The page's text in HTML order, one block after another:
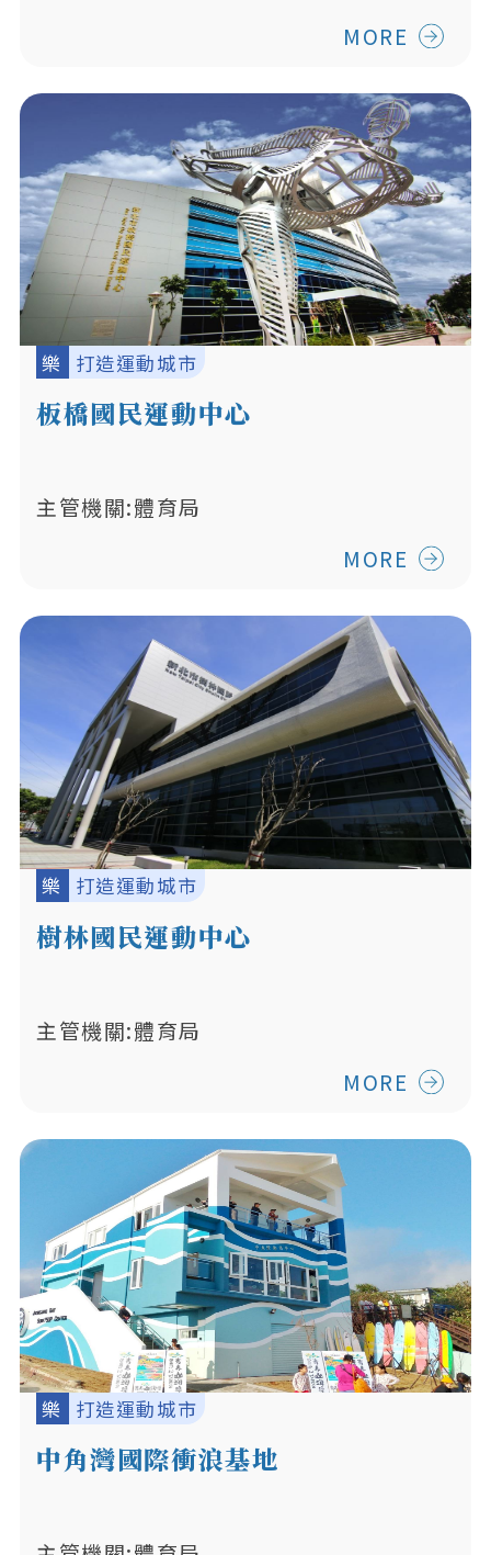
MORE
樂 打造運動城市
板橋國民運動中心
主管機關:體育局
MORE
樂 打造運動城市
樹林國民運動中心
主管機關:體育局
MORE
樂 打造運動城市
中角灣國際衝浪基地